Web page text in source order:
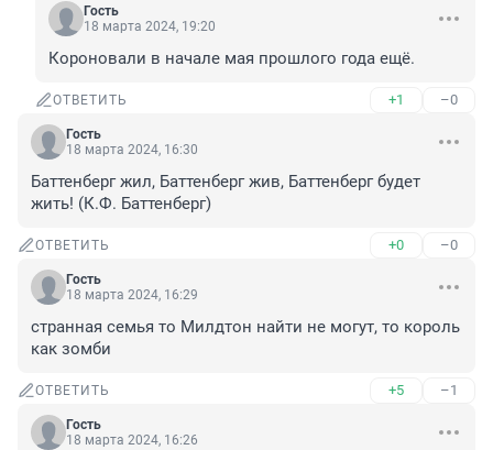
Гость
18 марта 2024, 19:20
Короновали в начале мая прошлого года ещё.
ОТВЕТИТЬ +1 –0
Гость
18 марта 2024, 16:30
Баттенберг жил, Баттенберг жив, Баттенберг будет
жить! (К.Ф. Баттенберг)
ОТВЕТИТЬ +0 –0
Гость
18 марта 2024, 16:29
странная семья то Милдтон найти не могут, то король
как зомби
ОТВЕТИТЬ +5 –1
Гость
18 марта 2024, 16:26